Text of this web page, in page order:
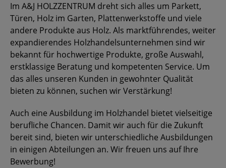
Im A&J HOLZZENTRUM dreht sich alles um Parkett,
Türen, Holz im Garten, Plattenwerkstoffe und viele
andere Produkte aus Holz. Als marktführendes, weiter
expandierendes Holzhandelsunternehmen sind wir
bekannt für hochwertige Produkte, große Auswahl,
erstklassige Beratung und kompetenten Service. Um
das alles unseren Kunden in gewohnter Qualität
bieten zu können, suchen wir Verstärkung!
Auch eine Ausbildung im Holzhandel bietet vielseitige
berufliche Chancen. Damit wir auch für die Zukunft
bereit sind, bieten wir unterschiedliche Ausbildungen
in einigen Abteilungen an. Wir freuen uns auf Ihre
Bewerbung!